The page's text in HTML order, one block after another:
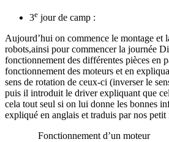
3e jour de camp :
Aujourd’hui on commence le montage et
robots,ainsi pour commencer la journée
fonctionnement des différentes pièces en
fonctionnement des moteurs et en
sens de rotation de ceux-ci (inverser le
puis il introduit le driver expliquant que
cela tout seul si on lui donne les bonnes
expliqué en anglais et traduis par nos
Fonctionnement d’un moteur